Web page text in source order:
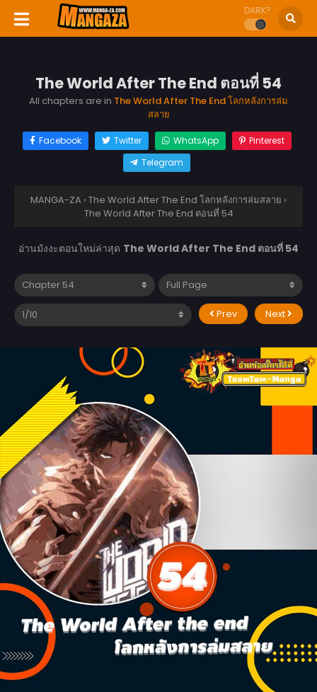
DARK?
The World After The End ตอนที่ 54
All chapters are in The World After The End โลกหลังการล่ม
สลาย
Facebook Twitter WhatsApp
Pinterest
Telegram
MANGA-ZA › The World After The End โลกหลังการล่มสลาย ›
The World After The End ตอนที่ 54
อ่านมังงะตอนใหม่ล่าสุด The World After The End ตอนที่ 54
Prev Next